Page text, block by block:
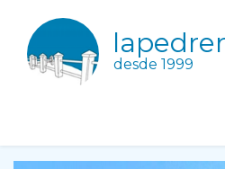
desde 1999
Terreno en